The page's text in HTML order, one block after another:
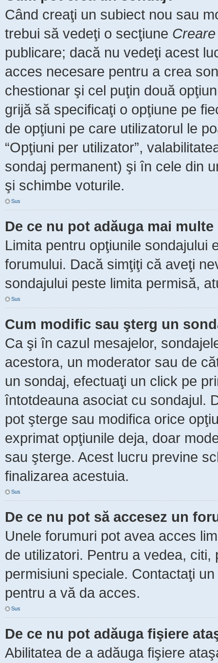
Când creaţi un subiect nou sau
trebui să vedeţi o secţiune
publicare; dacă nu vedeţi acest
acces necesare pentru a crea
chestionar şi cel puţin două
grijă să specificaţi o opţiune pe
de opţiuni pe care utilizatorul le
“Opţiuni per utilizator”,
sondaj permanent) şi în cele din
şi schimbe voturile.
Sus
De ce nu pot adăuga mai
Limita pentru opţiunile sondajului
forumului. Dacă simţiţi că aveţi
sondajului peste limita permisă,
Sus
Cum modific sau şterg un
Ca şi în cazul mesajelor,
acestora, un moderator sau de
un sondaj, efectuaţi un click pe
întotdeauna asociat cu sondajul.
pot şterge sau modifica orice
exprimat opţiunile deja, doar
sau şterge. Acest lucru previne
finalizarea acestuia.
Sus
De ce nu pot să accesez un
Unele forumuri pot avea acces
de utilizatori. Pentru a vedea,
permisiuni speciale. Contactaţi
pentru a vă da acces.
Sus
De ce nu pot adăuga fişiere
Abilitatea de a adăuga fişiere